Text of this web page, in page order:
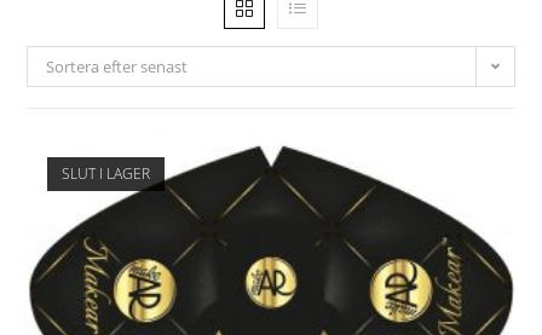
Sortera efter senast
SLUT I LAGER